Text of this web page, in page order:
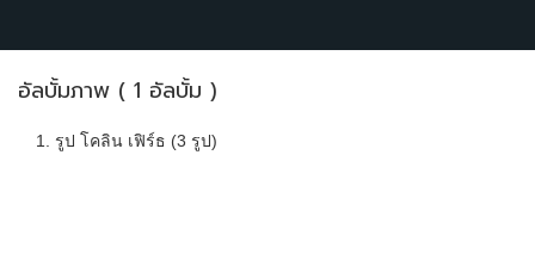
อัลบั้มภาพ ( 1 อัลบั้ม )
1. รูป โคลิน เฟิร์ธ (3 รูป)